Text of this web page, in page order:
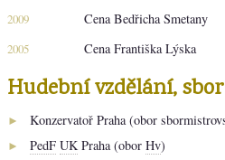
2009 Cena Bedřicha Smetany
2005 Cena Františka Lýska
Hudební vzdělání,
► Konzervatoř Praha (obor
► PedF UK Praha (obor Hv)